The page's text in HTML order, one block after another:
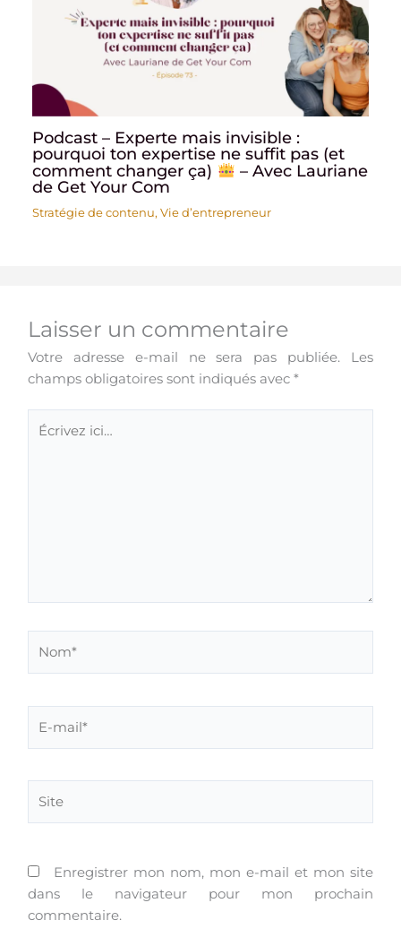
Podcast – Experte mais invisible :
pourquoi ton expertise ne suffit pas (et
comment changer ça)
– Avec Lauriane
de Get Your Com
Stratégie de contenu,Vie d’entrepreneur
Laisser un commentaire
Votre adresse e-mail ne sera pas publiée.
Les
champs obligatoires sont indiqués avec*
ici…
mail*
Enregistrer mon nom, mon e-mail et mon site
dans le navigateur pour mon prochain
commentaire.